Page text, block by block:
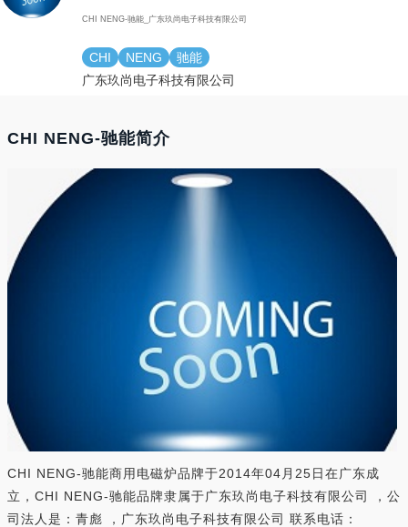
CHI NENG-驰能_广东玖尚电子科技有限公司
CHI NENG
驰能
广东玖尚电子科技有限公司
CHI NENG-驰能简介
CHI NENG-驰能商用电磁炉品牌于2014年04月25日在广东成
立，CHI NENG-驰能品牌隶属于广东玖尚电子科技有限公司 ，公
司法人是：青彪 ，广东玖尚电子科技有限公司 联系电话：